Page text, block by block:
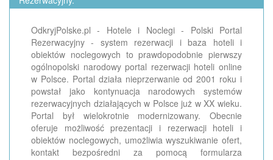
OdkryjPolske.pl - Hotele i Noclegi - Polski Portal
Rezerwacyjny - system rezerwacji i baza hoteli i
obiektów noclegowych to prawdopodobnie pierwszy
ogólnopolski narodowy portal rezerwacji hoteli online
w Polsce. Portal działa nieprzerwanie od 2001 roku i
powstał jako kontynuacja narodowych systemów
rezerwacyjnych działających w Polsce już w XX wieku.
Portal był wielokrotnie modernizowany. Obecnie
oferuje możliwość prezentacji i rezerwacji hoteli i
obiektów noclegowych, umożliwia wyszukiwanie ofert,
kontakt bezpośredni za pomocą formularza